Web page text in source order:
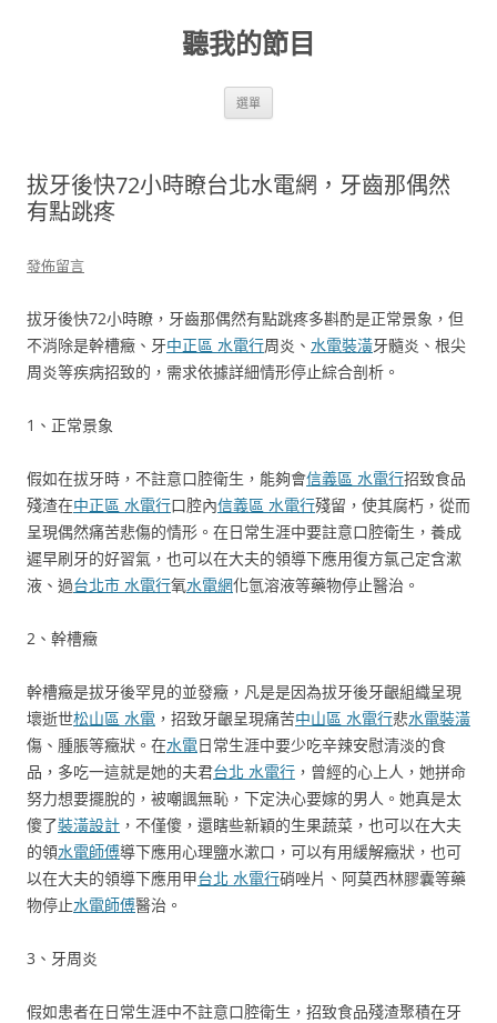
聽我的節目
選單
拔牙後快72小時瞭台北水電網，牙齒那偶然
有點跳疼
發佈留言
拔牙後快72小時瞭，牙齒那偶然有點跳疼多斟酌是正常景象，但
不消除是幹槽癥、牙中正區 水電行周炎、 水電裝潢牙髓炎、根尖
周炎等疾病招致的，需求依據詳細情形停止綜合剖析。
1、正常景象
假如在拔牙時，不註意口腔衛生，能夠會信義區 水電行招致食品
殘渣在中正區 水電行口腔內信義區 水電行殘留，使其腐朽，從而
呈現偶然痛苦悲傷的情形。在日常生涯中要註意口腔衛生，養成
遲早刷牙的好習氣，也可以在大夫的領導下應用復方氯己定含漱
液、過台北市 水電行氧水電網化氫溶液等藥物停止醫治。
2、幹槽癥
幹槽癥是拔牙後罕見的並發癥，凡是是因為拔牙後牙齦組織呈現
壞逝世松山區 水電 ，招致牙齦呈現痛苦中山區 水電行悲水電裝潢
傷、腫脹等癥狀。在水電日常生涯中要少吃辛辣安慰清淡的食
品，多吃一這就是她的夫君台北 水電行 ，曾經的心上人，她拼命
努力想要擺脫的，被嘲諷無恥，下定決心要嫁的男人。她真是太
傻了裝潢設計 ，不僅傻，還瞎些新穎的生果蔬菜，也可以在大夫
的領水電師傅導下應用心理鹽水漱口，可以有用緩解癥狀，也可
以在大夫的領導下應用甲台北 水電行硝唑片、阿莫西林膠囊等藥
物停止水電師傅醫治。
3、牙周炎
假如患者在日常生涯中不註意口腔衛生，招致食品殘渣聚積在牙